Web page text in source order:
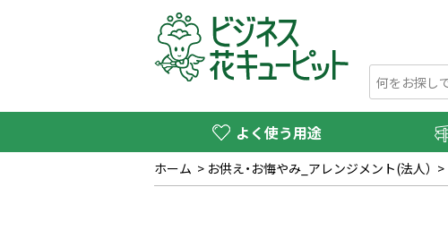
よく使う用途
ホーム > お供え・お悔やみ_アレンジメント(法人） >